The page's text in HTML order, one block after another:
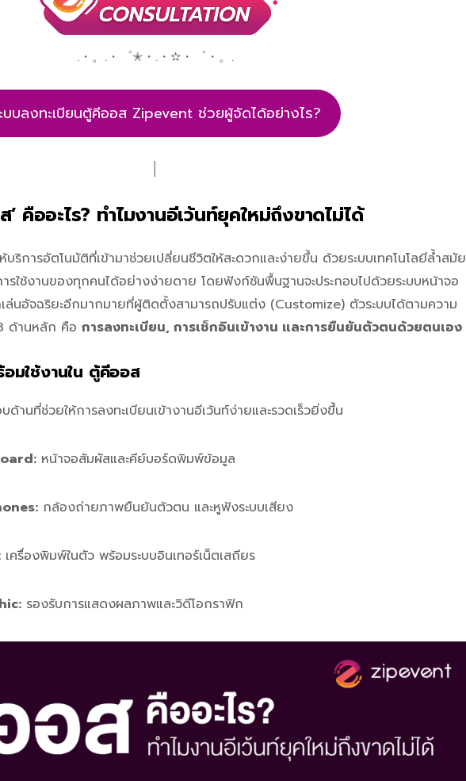
.・。.・゜✭・.・✫・゜・。.
บบลงทะเบียนตู้คีออส Zipevent ช่วยผู้จัดได้อย่างไร?
’ คืออะไร? ทำไมงานอีเว้นท์ยุคใหม่ถึงขาดไม่ได้
บริการอัตโนมัติที่เข้ามาช่วยเปลี่ยนชีวิตให้สะดวกและง่ายขึ้น ด้วยระบบเทคโนโลยีล้ำสมัย
ใช้งานของทุกคนได้อย่างง่ายดาย โดยฟังก์ชันพื้นฐานจะประกอบไปด้วยระบบหน้าจอ
อัจฉริยะอีกมากมายที่ผู้ติดตั้งสามารถปรับแต่ง (Customize) ตัวระบบได้ตามความ
ด้านหลัก คือ การลงทะเบียน, การเช็กอินเข้างาน และการยืนยันตัวตนด้วยตนเอง
มใช้งานใน ตู้คีออส
ด้านที่ช่วยให้การลงทะเบียนเข้างานอีเว้นท์ง่ายและรวดเร็วยิ่งขึ้น
หน้าจอสัมผัสและคีย์บอร์ดพิมพ์ข้อมูล
กล้องถ่ายภาพยืนยันตัวตน และหูฟังระบบเสียง
เครื่องพิมพ์ในตัว พร้อมระบบอินเทอร์เน็ตเสถียร
รองรับการแสดงผลภาพและวิดีโอกราฟิก